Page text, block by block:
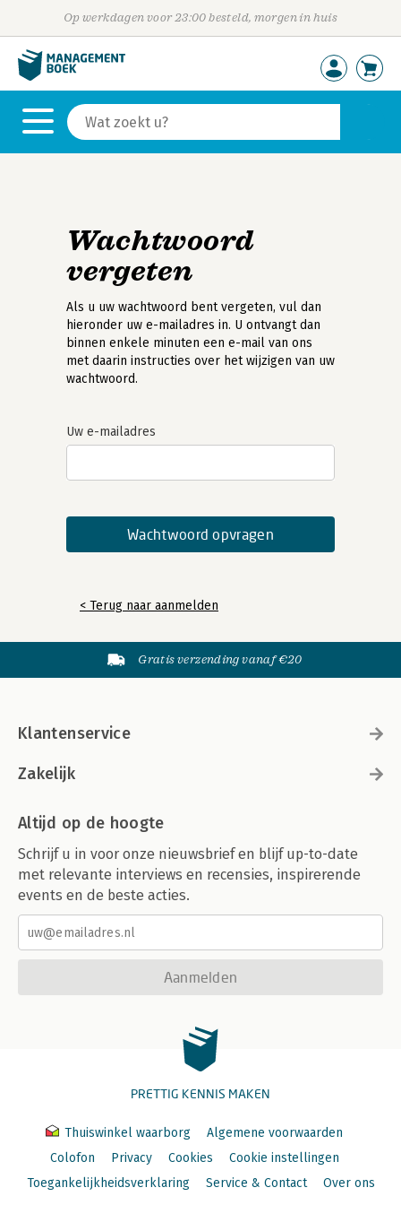
Op werkdagen voor 23:00 besteld, morgen in huis
Wachtwoord
vergeten
Als u uw wachtwoord bent vergeten, vul dan
hieronder uw e-mailadres in. U ontvangt dan
binnen enkele minuten een e-mail van ons
met daarin instructies over het wijzigen van uw
wachtwoord.
Uw e-mailadres
< Terug naar aanmelden
Gratis verzending vanaf €20
Klantenservice
Zakelijk
Altijd op de hoogte
Schrijf u in voor onze nieuwsbrief en blijf up-to-date
met relevante interviews en recensies, inspirerende
events en de beste acties.
Aanmelden
PRETTIG KENNIS MAKEN
Thuiswinkel waarborg
Algemene voorwaarden
Colofon
Privacy Cookies
Cookie instellingen
Toegankelijkheidsverklaring
Service & Contact Over ons